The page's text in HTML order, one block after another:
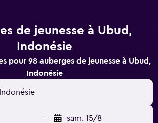
de jeunesse à Ubud,
Indonésie
pour 98 auberges de jeunesse à Ubud,
Indonésie
- sam. 15/8